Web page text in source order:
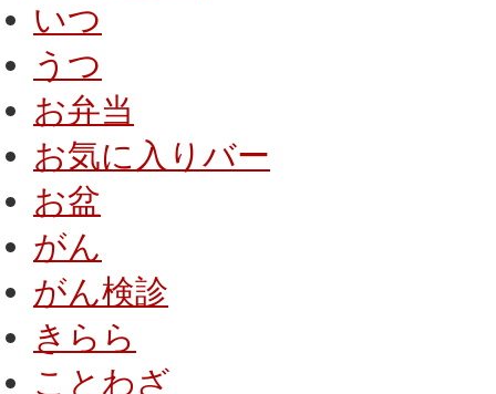
いつ
うつ
お弁当
お気に入りバー
お盆
がん
がん検診
きらら
ことわざ